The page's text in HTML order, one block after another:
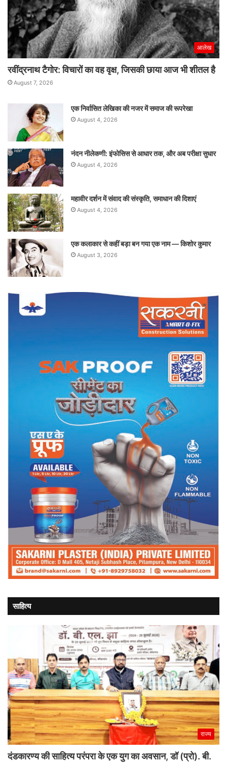
आलेख
रवींद्रनाथ टैगोर: विचारों का वह वृक्ष, जिसकी छाया आज भी शीतल है
August 7, 2026
एक निर्वासित लेखिका की नजर में समाज की रूपरेखा
August 4, 2026
नंदन नीलेकणी: इंफोसिस से आधार तक, और अब परीक्षा सुधार
August 4, 2026
महावीर दर्शन में संवाद की संस्कृति, समाधान की दिशाएं
August 4, 2026
एक कलाकार से कहीं बड़ा बन गया एक नाम — किशोर कुमार
August 3, 2026
साहित्य
राज्य
दंडकारण्य की साहित्य परंपरा के एक युग का अवसान, डॉ (प्रो). बी.